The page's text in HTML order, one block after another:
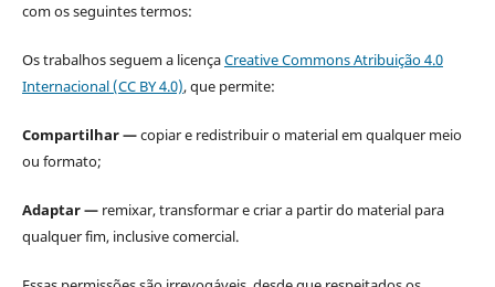
com os seguintes termos:
Os trabalhos seguem a licençaCreative Commons Atribuição 4.0
Internacional (CC BY 4.0), que permite:
Compartilhar —copiar e redistribuir o material em qualquer meio
ou formato;
Adaptar —remixar, transformar e criar a partir do material para
qualquer fim, inclusive comercial.